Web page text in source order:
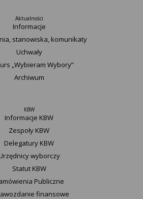
Aktualności
Informacje
stanowiska, komunikaty
Uchwały
„Wybieram Wybory”
Archiwum
KBW
Informacje KBW
Zespoły KBW
Delegatury ​KBW
wyborczy
Statut K​BW
Publiczne
finansowe